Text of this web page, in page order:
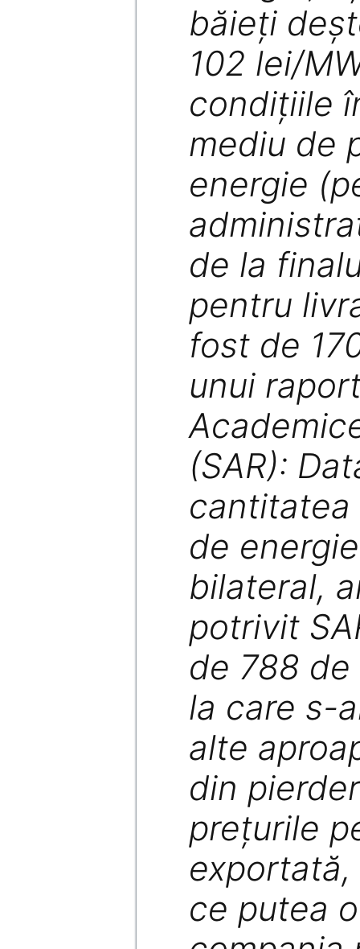
băieţi
102 lei/
condiţiile
mediu de
energie
de la
pentru
fost de
unui
(SAR):
cantitatea
de
bilateral,
potrivit
de 788
la care s-
alte
din
preţurile
ce putea